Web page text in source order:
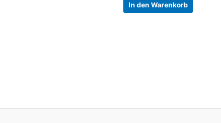
In den Warenkorb